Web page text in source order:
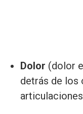
Dolor (dolor
detrás de los